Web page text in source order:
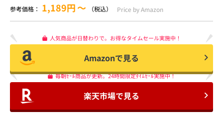
参考価格： 1,189円〜 （税込） Price by Amazon
人気商品が日替わりで。お得なタイムセール実施中！
Amazonで見る
毎朝ｾｰﾙ商品が更新。24時間限定ﾀｲﾑｾｰﾙ実施中！
楽天市場で見る